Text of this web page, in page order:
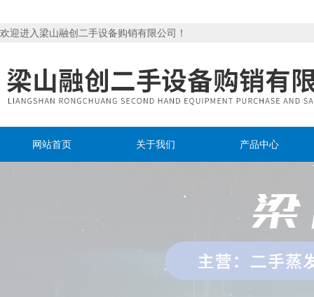
欢迎进入梁山融创二手设备购销有限公司！
网站首页 关于我们 产品中心